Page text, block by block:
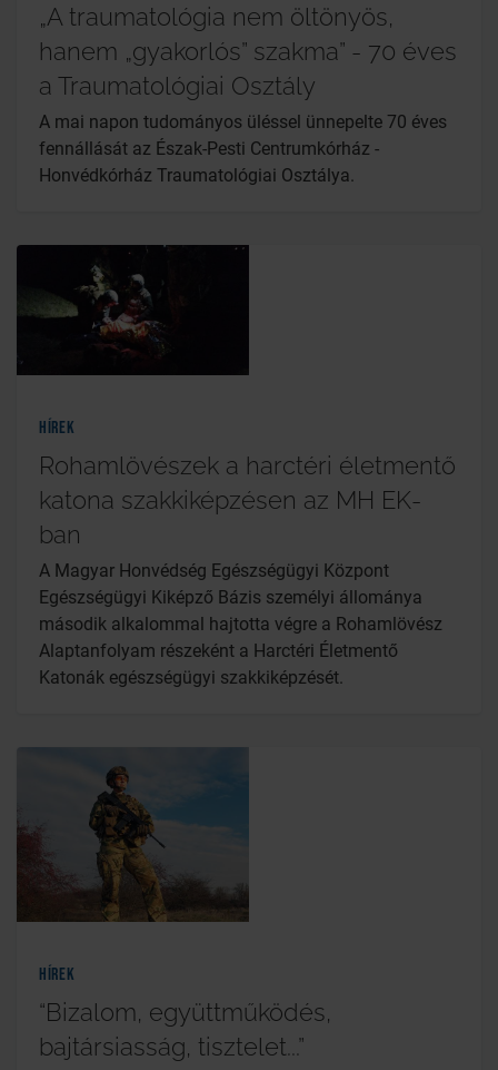
„A traumatológia nem öltönyös,
hanem „gyakorlós” szakma” - 70 éves
a Traumatológiai Osztály
A mai napon tudományos üléssel ünnepelte 70 éves
fennállását az Észak-Pesti Centrumkórház -
Honvédkórház Traumatológiai Osztálya.
Hírek
Rohamlövészek a harctéri életmentő
katona szakkiképzésen az MH EK-
ban
A Magyar Honvédség Egészségügyi Központ
Egészségügyi Kiképző Bázis személyi állománya
második alkalommal hajtotta végre a Rohamlövész
Alaptanfolyam részeként a Harctéri Életmentő
Katonák egészségügyi szakkiképzését.
Hírek
“Bizalom, együttműködés,
bajtársiasság, tisztelet...”